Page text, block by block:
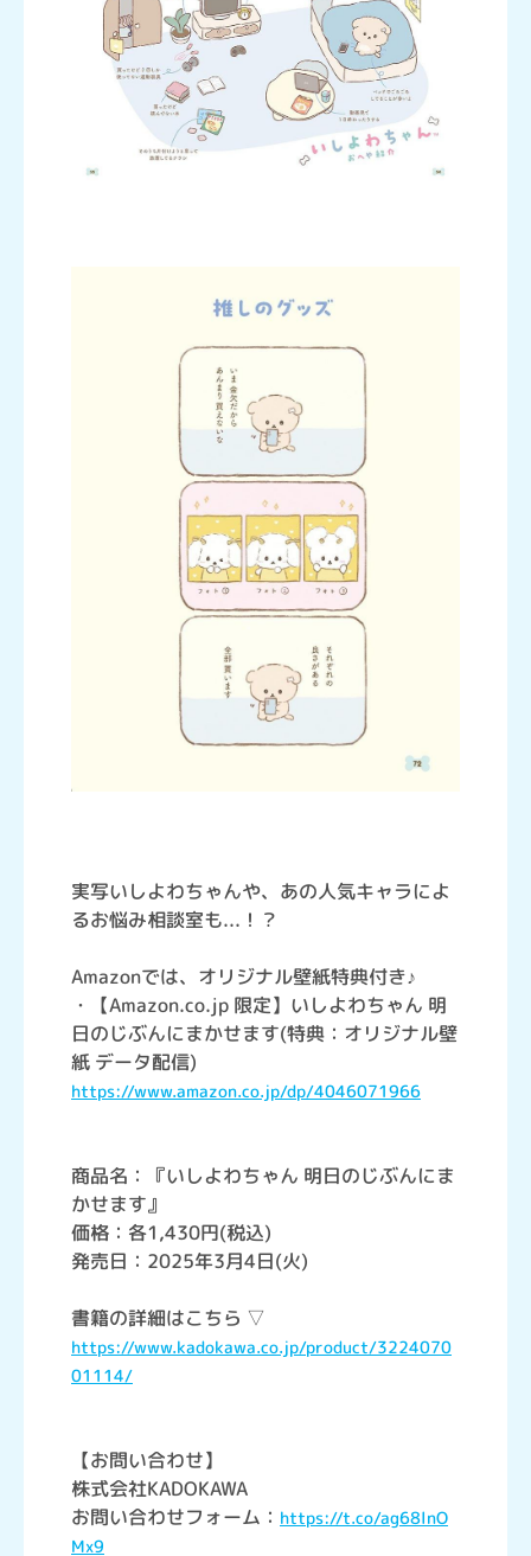
実写いしよわちゃんや、あの人気キャラによ
るお悩み相談室も...！？
Amazonでは、オリジナル壁紙特典付き♪
・【Amazon.co.jp 限定】いしよわちゃん 明
日のじぶんにまかせます(特典：オリジナル壁
紙 データ配信)
https://www.amazon.co.jp/dp/4046071966
商品名：『いしよわちゃん 明日のじぶんにま
かせます』
価格：各1,430円(税込)
発売日：2025年3月4日(火)
書籍の詳細はこちら ▽
https://www.kadokawa.co.jp/product/3224070
01114/
【お問い合わせ】
株式会社KADOKAWA
お問い合わせフォーム： https://t.co/ag68lnO
Mx9